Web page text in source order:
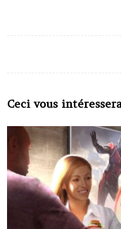
Ceci vous